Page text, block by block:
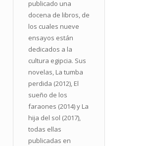
publicado una
docena de libros, de
los cuales nueve
ensayos están
dedicados a la
cultura egipcia. Sus
novelas, La tumba
perdida (2012), El
sueño de los
faraones (2014) y La
hija del sol (2017),
todas ellas
publicadas en